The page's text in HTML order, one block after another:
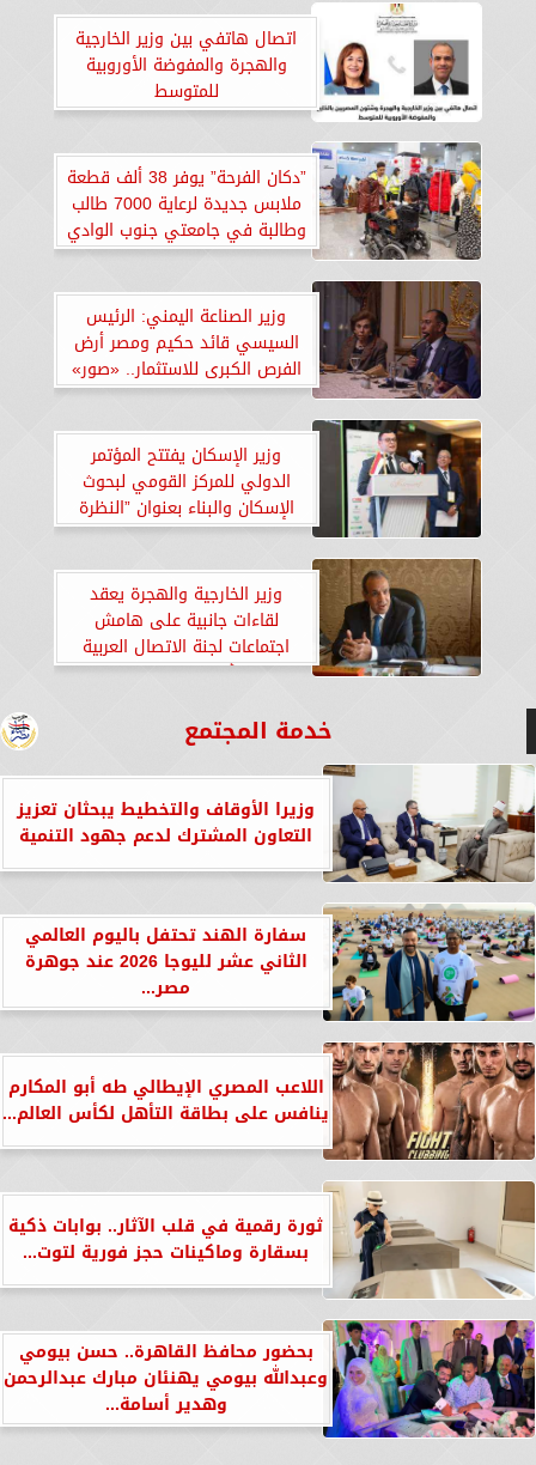
اتصال هاتفي بين وزير الخارجية
والهجرة والمفوضة الأوروبية
للمتوسط
”دكان الفرحة” يوفر 38 ألف قطعة
ملابس جديدة لرعاية 7000 طالب
وطالبة في جامعتي جنوب الوادي
والفيوم
وزير الصناعة اليمني: الرئيس
السيسي قائد حكيم ومصر أرض
الفرص الكبرى للاستثمار.. «صور»
وزير الإسكان يفتتح المؤتمر
الدولي للمركز القومي لبحوث
الإسكان والبناء بعنوان ”النظرة
المستقبلية وتحديات التنمية
وزير الخارجية والهجرة يعقد
لقاءات جانبية على هامش
اجتماعات لجنة الاتصال العربية
بشأن سوريا بالعقبة
خدمة المجتمع
وزيرا الأوقاف والتخطيط يبحثان تعزيز
التعاون المشترك لدعم جهود التنمية
سفارة الهند تحتفل باليوم العالمي
الثاني عشر لليوجا 2026 عند جوهرة
مصر...
اللاعب المصري الإيطالي طه أبو المكارم
ينافس على بطاقة التأهل لكأس العالم...
ثورة رقمية في قلب الآثار.. بوابات ذكية
بسقارة وماكينات حجز فورية لتوت...
بحضور محافظ القاهرة.. حسن بيومي
وعبدالله بيومي يهنئان مبارك عبدالرحمن
وهدير أسامة...